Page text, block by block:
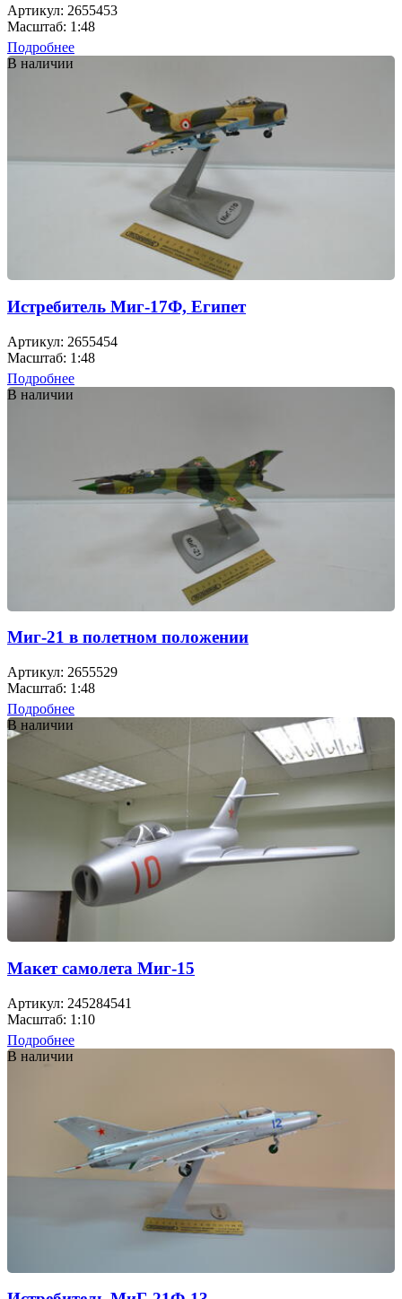
Артикул: 2655453
Масштаб: 1:48
Подробнее
В наличии
Истребитель Миг-17Ф, Египет
Артикул: 2655454
Масштаб: 1:48
Подробнее
В наличии
Миг-21 в полетном положении
Артикул: 2655529
Масштаб: 1:48
Подробнее
В наличии
Макет самолета Миг-15
Артикул: 245284541
Масштаб: 1:10
Подробнее
В наличии